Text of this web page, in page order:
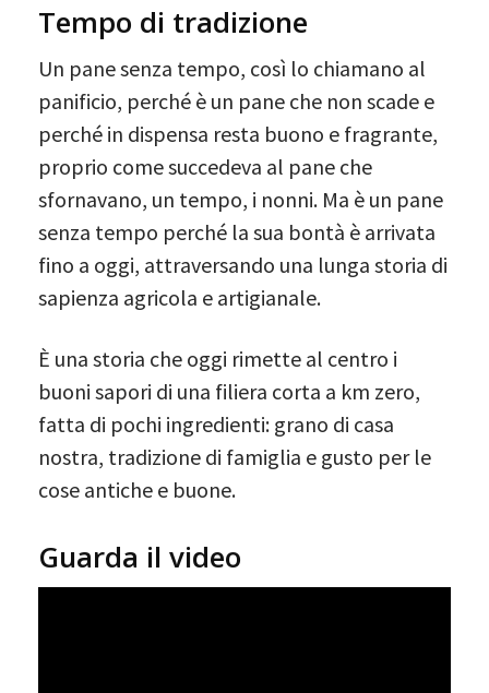
Tempo di tradizione
Un pane senza tempo, così lo chiamano al
panificio, perché è un pane che non scade e
perché in dispensa resta buono e fragrante,
proprio come succedeva al pane che
sfornavano, un tempo, i nonni. Ma è un pane
senza tempo perché la sua bontà è arrivata
fino a oggi, attraversando una lunga storia di
sapienza agricola e artigianale.
È una storia che oggi rimette al centro i
buoni sapori di una filiera corta a km zero,
fatta di pochi ingredienti: grano di casa
nostra, tradizione di famiglia e gusto per le
cose antiche e buone.
Guarda il video